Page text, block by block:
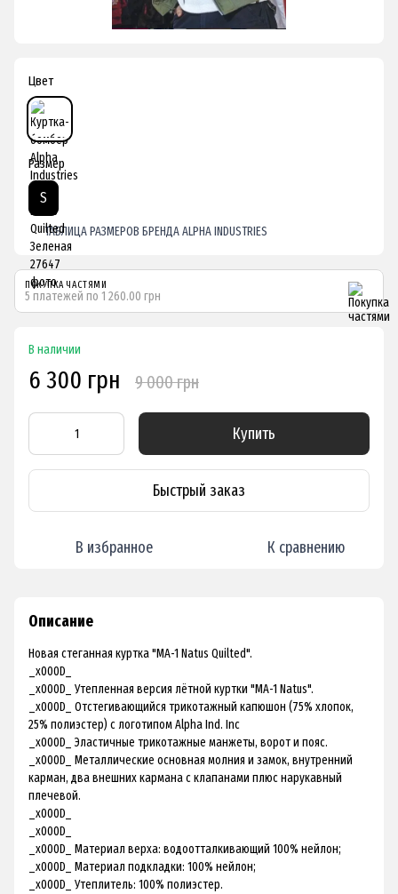
Цвет
Размер
S
ТАБЛИЦА РАЗМЕРОВ БРЕНДА ALPHA INDUSTRIES
ПОКУПКА ЧАСТЯМИ
5 платежей по 1 260.00 грн
В наличии
6 300 грн 9 000 грн
Купить
Быстрый заказ
В избранное К сравнению
Описание
Новая стеганная куртка "MA-1 Natus Quilted".
_x000D_
_x000D_ Утепленная версия лётной куртки "МА-1 Natus".
_x000D_ Отстегивающийся трикотажный капюшон (75% хлопок,
25% полиэстер) с логотипом Alpha Ind. Inc
_x000D_ Эластичные трикотажные манжеты, ворот и пояс.
_x000D_ Металлические основная молния и замок, внутренний
карман, два внешних кармана с клапанами плюс нарукавный
плечевой.
_x000D_
_x000D_
_x000D_ Материал верха: водоотталкивающий 100% нейлон;
_x000D_ Материал подкладки: 100% нейлон;
_x000D_ Утеплитель: 100% полиэстер.